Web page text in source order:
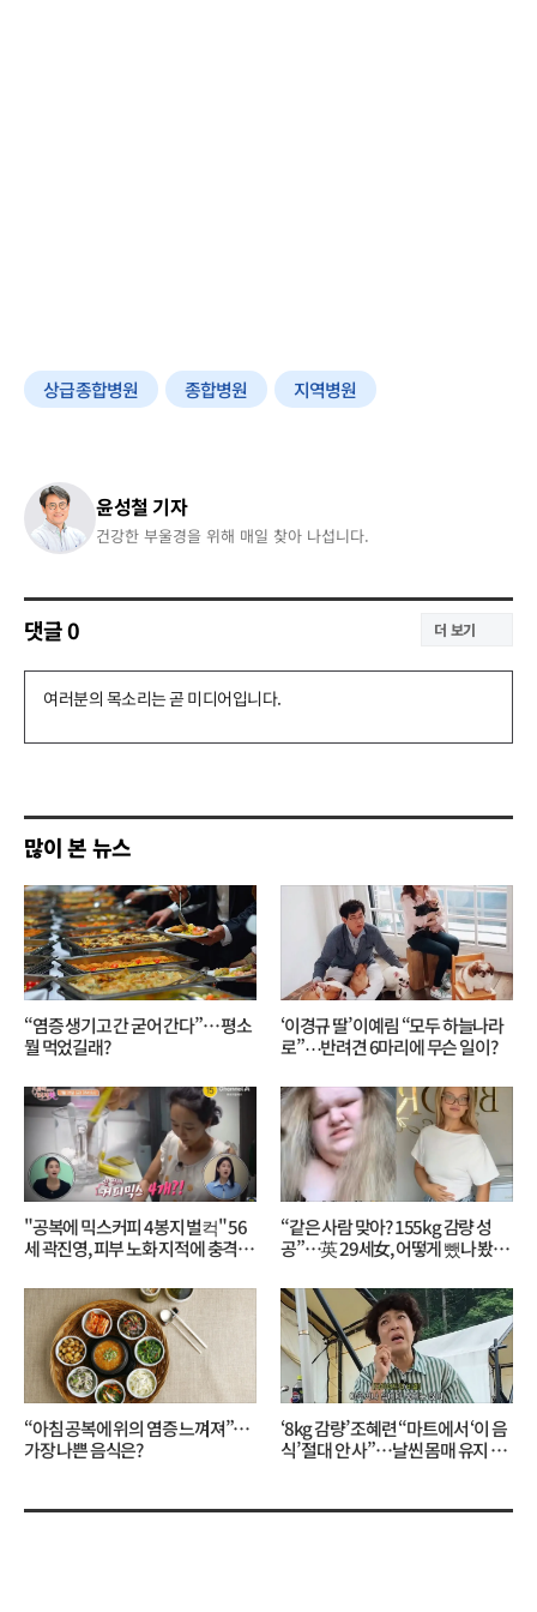
상급종합병원 종합병원 지역병원
윤성철 기자
건강한 부울경을 위해 매일 찾아 나섭니다.
댓글0 더 보기
댓
기
많이 본 뉴스
“염증 생기고 간 굳어 간다”… 평소
뭘 먹었길래?
‘이경규 딸’ 이예림 “모두 하늘나라
로”⋯반려견 6마리에 무슨 일이?
"공복에 믹스커피 4봉지 벌컥" 56
세 곽진영, 피부 노화 지적에 충격…
“같은 사람 맞아? 155kg 감량 성
공”…英 29세女, 어떻게 뺐나 봤더
“아침 공복에 위의 염증 느껴져”…
가장 나쁜 음식은?
‘8kg 감량’ 조혜련 “마트에서 ‘이 음
식’ 절대 안 사”…날씬 몸매 유지 비